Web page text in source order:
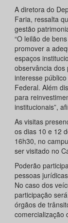
A diretora do
Faria, ressalta
gestão
“O leilão de
promover a
espaços
observância dos
interesse
Federal. Além
para
institucionais”,
As visitas
os dias 10 e 12
16h30, no
ser visitado no
Poderão
pessoas
No caso dos
participação
órgãos de
comercialização